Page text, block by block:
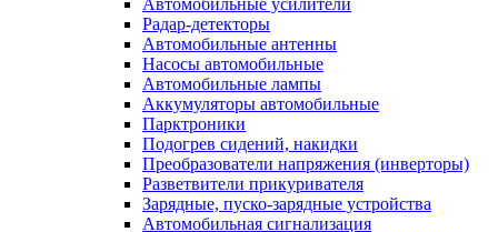
Автомобильные усилители
Радар-детекторы
Автомобильные антенны
Насосы автомобильные
Автомобильные лампы
Аккумуляторы автомобильные
Парктроники
Подогрев сидений, накидки
Преобразователи напряжения (инверторы)
Разветвители прикуривателя
Зарядные, пуско-зарядные устройства
Автомобильная сигнализация